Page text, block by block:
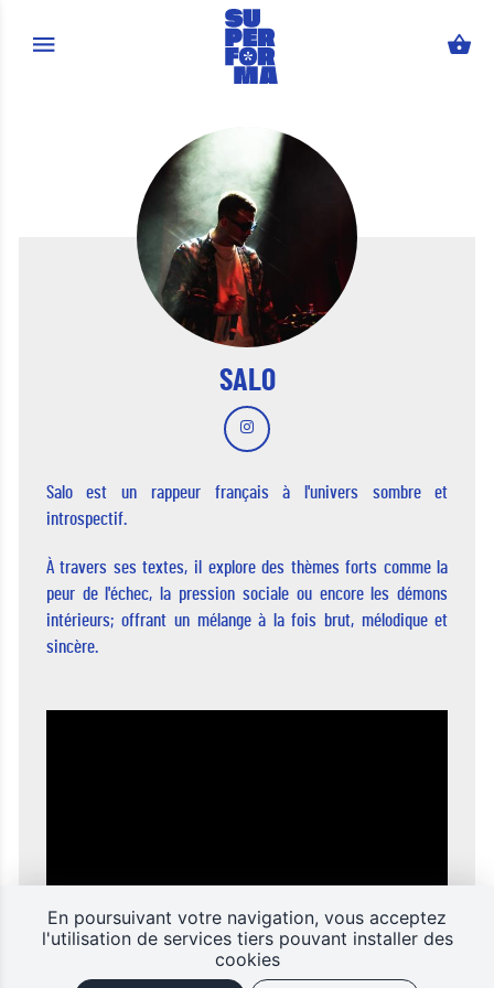
Aller au contenu principal
SALO
Salo est un rappeur français à l'univers sombre et
introspectif.
À travers ses textes, il explore des thèmes forts comme la
peur de l'échec, la pression sociale ou encore les démons
intérieurs; offrant un mélange à la fois brut, mélodique et
sincère.
En poursuivant votre navigation, vous acceptez
l'utilisation de services tiers pouvant installer des
cookies